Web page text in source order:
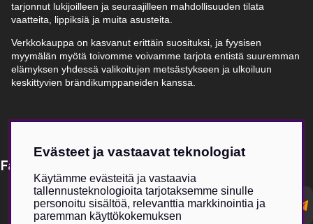
tarjonnut lukijoilleen ja seuraajilleen mahdollisuuden tilata
vaatteita, lippiksiä ja muita asusteita.
Verkkokauppa on kasvanut erittäin suosituksi, ja fyysisen
myymälän myötä toivomme voivamme tarjota entistä suuremman
elämyksen yhdessä valikoitujen metsästykseen ja ulkoiluun
keskittyvien brändikumppaneiden kanssa.
Få Magasin Vildmarken direkt till din e-post!*
postadress
Evästeet ja vastaavat teknologiat
Käytämme evästeitä ja vastaavia
tallennusteknologioita tarjotaksemme sinulle
personoitu sisältöä, relevanttia markkinointia ja
paremman käyttökokemuksen